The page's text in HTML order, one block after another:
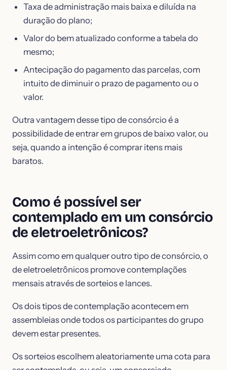
Taxa de administração mais baixa e diluída na
duração do plano;
Valor do bem atualizado conforme a tabela do
mesmo;
Antecipação do pagamento das parcelas, com
intuito de diminuir o prazo de pagamento ou o
valor.
Outra vantagem desse tipo de consórcio é a
possibilidade de entrar em grupos de baixo valor, ou
seja, quando a intenção é comprar itens mais
baratos.
Como é possível ser
contemplado em um consórcio
de eletroeletrônicos?
Assim como em qualquer outro tipo de consórcio, o
de eletroeletrônicos promove contemplações
mensais através de sorteios e lances.
Os dois tipos de contemplação acontecem em
assembleias onde todos os participantes do grupo
devem estar presentes.
Os sorteios escolhem aleatoriamente uma cota para